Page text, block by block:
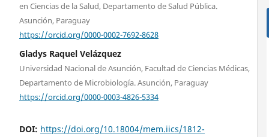
en Ciencias de la Salud, Departamento de Salud Pública.
Asunción, Paraguay
https://orcid.org/0000-0002-7692-8628
Gladys Raquel Velázquez
Universidad Nacional de Asunción, Facultad de Ciencias Médicas,
Departamento de Microbiología. Asunción, Paraguay
https://orcid.org/0000-0003-4826-5334
DOI: https://doi.org/10.18004/mem.iics/1812-